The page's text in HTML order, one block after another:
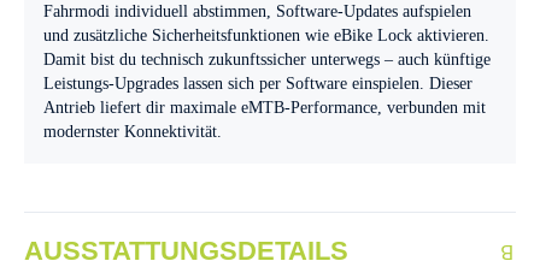
Fahrmodi individuell abstimmen, Software-Updates aufspielen
und zusätzliche Sicherheitsfunktionen wie eBike Lock aktivieren.
Damit bist du technisch zukunftssicher unterwegs – auch künftige
Leistungs-Upgrades lassen sich per Software einspielen. Dieser
Antrieb liefert dir maximale eMTB-Performance, verbunden mit
modernster Konnektivität.
AUSSTATTUNGSDETAILS